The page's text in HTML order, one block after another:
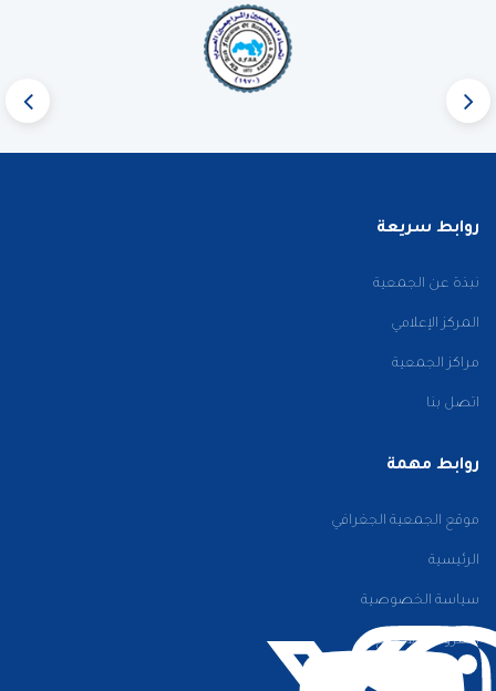
روابط سريعة
نبذة عن الجمعية
المركز الإعلامي
مراكز الجمعية
اتصل بنا
روابط مهمة
موقع الجمعية الجغرافي
الرئيسية
سياسة الخصوصية
الشروط والأحكام